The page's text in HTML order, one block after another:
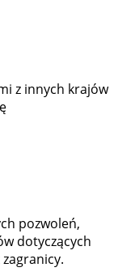
z innych krajów
pozwoleń,
dotyczących